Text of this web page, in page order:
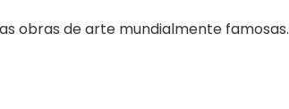
obras de arte mundialmente famosas.